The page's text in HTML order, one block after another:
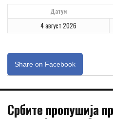
Датум
4 август 2026
Share on Facebook
Србите пропушија